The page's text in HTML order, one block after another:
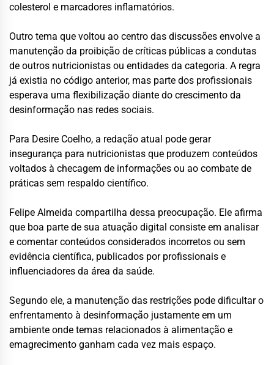
colesterol e marcadores inflamatórios.
Outro tema que voltou ao centro das discussões envolve a
manutenção da proibição de críticas públicas a condutas
de outros nutricionistas ou entidades da categoria. A regra
já existia no código anterior, mas parte dos profissionais
esperava uma flexibilização diante do crescimento da
desinformação nas redes sociais.
Para Desire Coelho, a redação atual pode gerar
insegurança para nutricionistas que produzem conteúdos
voltados à checagem de informações ou ao combate de
práticas sem respaldo científico.
Felipe Almeida compartilha dessa preocupação. Ele afirma
que boa parte de sua atuação digital consiste em analisar
e comentar conteúdos considerados incorretos ou sem
evidência científica, publicados por profissionais e
influenciadores da área da saúde.
Segundo ele, a manutenção das restrições pode dificultar o
enfrentamento à desinformação justamente em um
ambiente onde temas relacionados à alimentação e
emagrecimento ganham cada vez mais espaço.